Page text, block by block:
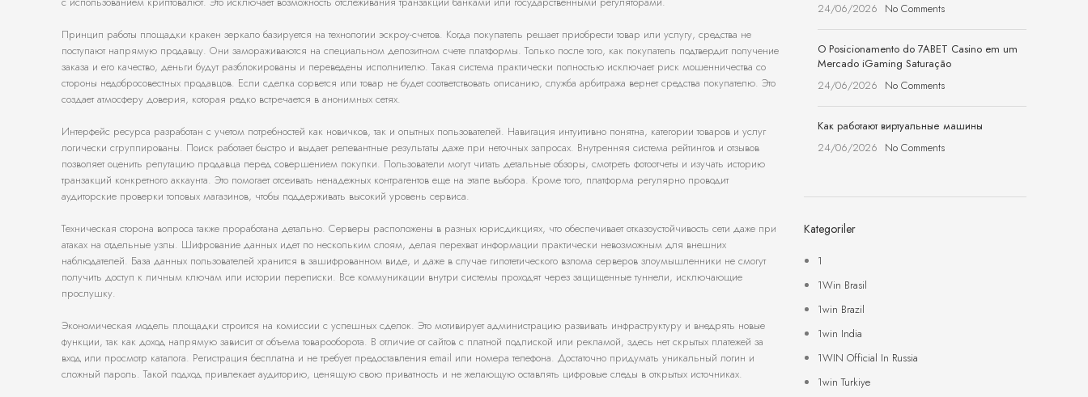
Принцип работы площадки кракен зеркало базируется на технологии эскроу-счетов. Когда покупатель решает приобрести товар или услугу, средства не
поступают напрямую продавцу. Они замораживаются на специальном депозитном счете платформы. Только после того, как покупатель подтвердит получение
заказа и его качество, деньги будут разблокированы и переведены исполнителю. Такая система практически полностью исключает риск мошенничества со
стороны недобросовестных продавцов. Если сделка сорвется или товар не будет соответствовать описанию, служба арбитража вернет средства покупателю. Это
создает атмосферу доверия, которая редко встречается в анонимных сетях.
Интерфейс ресурса разработан с учетом потребностей как новичков, так и опытных пользователей. Навигация интуитивно понятна, категории товаров и услуг
логически сгруппированы. Поиск работает быстро и выдает релевантные результаты даже при неточных запросах. Внутренняя система рейтингов и отзывов
позволяет оценить репутацию продавца перед совершением покупки. Пользователи могут читать детальные обзоры, смотреть фотоотчеты и изучать историю
транзакций конкретного аккаунта. Это помогает отсеивать ненадежных контрагентов еще на этапе выбора. Кроме того, платформа регулярно проводит
аудиторские проверки топовых магазинов, чтобы поддерживать высокий уровень сервиса.
Техническая сторона вопроса также проработана детально. Серверы расположены в разных юрисдикциях, что обеспечивает отказоустойчивость сети даже при
атаках на отдельные узлы. Шифрование данных идет по нескольким слоям, делая перехват информации практически невозможным для внешних
наблюдателей. База данных пользователей хранится в зашифрованном виде, и даже в случае гипотетического взлома серверов злоумышленники не смогут
получить доступ к личным ключам или истории переписки. Все коммуникации внутри системы проходят через защищенные туннели, исключающие
прослушку.
Экономическая модель площадки строится на комиссии с успешных сделок. Это мотивирует администрацию развивать инфраструктуру и внедрять новые
функции, так как доход напрямую зависит от объема товарооборота. В отличие от сайтов с платной подпиской или рекламой, здесь нет скрытых платежей за
вход или просмотр каталога. Регистрация бесплатна и не требует предоставления email или номера телефона. Достаточно придумать уникальный логин и
сложный пароль. Такой подход привлекает аудиторию, ценящую свою приватность и не желающую оставлять цифровые следы в открытых источниках.
24/06/2026 No Comments
O Posicionamento do 7ABET Casino em um
Mercado iGaming Saturação
24/06/2026 No Comments
Как работают виртуальные машины
24/06/2026 No Comments
Kategoriler
1
1Win Brasil
1win Brazil
1win India
1WIN Official In Russia
1win Turkiye